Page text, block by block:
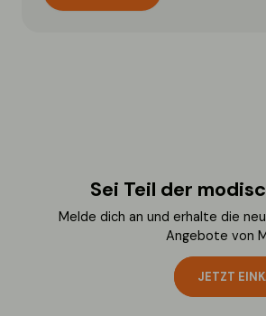
Sei Teil der
Melde dich an und erhalte die
Angebote von
JETZT